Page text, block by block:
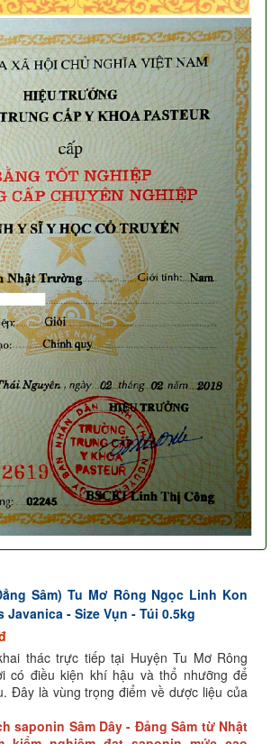
Sâm) Tu Mơ Rông Ngọc Linh Kon
Javanica - Size Vụn - Túi 0.5kg
thác trực tiếp tại Huyện Tu Mơ Rông
có điều kiện khí hậu và thổ nhưỡng để
Đây là vùng trọng điểm về dược liệu của
saponin Sâm Dây - Đảng Sâm từ Nhật